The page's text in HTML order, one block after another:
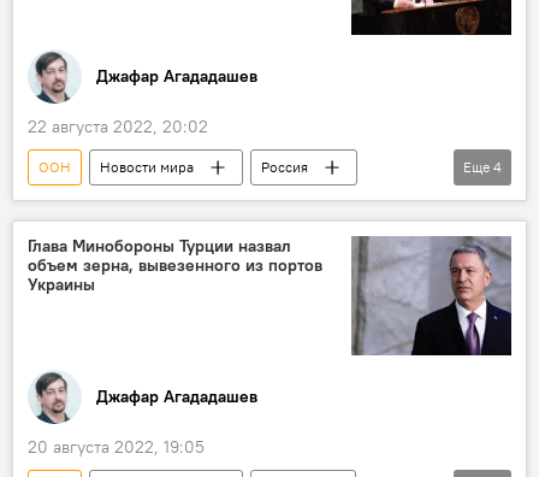
Джафар Агададашев
22 августа 2022, 20:02
ООН Новости мира
Россия
Политика
Василий Небензя
НАТО
гонка вооружений
Еще 4
Глава Минобороны Турции назвал
объем зерна, вывезенного из портов
Украины
Джафар Агададашев
20 августа 2022, 19:05